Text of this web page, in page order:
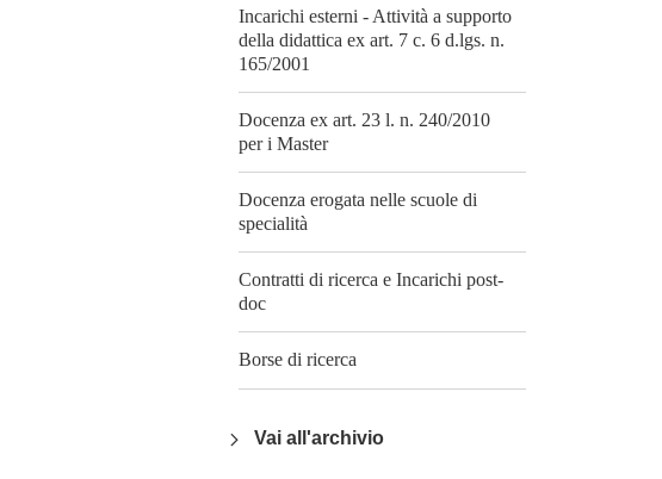
Incarichi esterni - Attività a supporto
della didattica ex art. 7 c. 6 d.lgs. n.
165/2001
Docenza ex art. 23 l. n. 240/2010
per i Master
Docenza erogata nelle scuole di
specialità
Contratti di ricerca e Incarichi post-
doc
Borse di ricerca
Vai all'archivio